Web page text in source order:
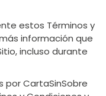
estos Términos y
información que
incluso durante
por CartaSinSobre